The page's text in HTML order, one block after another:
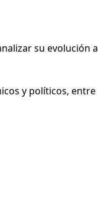
su evolución a
y políticos, entre